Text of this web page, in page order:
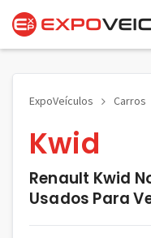
ExpoVeículos Carros
Kwid
Renault Kwid
Usados Para